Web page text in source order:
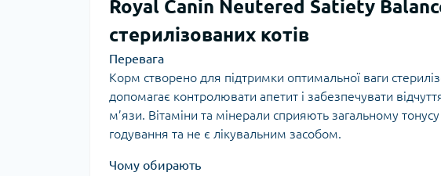
Royal Canin Neutered Satiety
стерилізованих котів
Перевага
Корм створено для підтримки оптимальної ваги
допомагає контролювати апетит і забезпечувати
м’язи. Вітаміни та мінерали сприяють загальному
годування та не є лікувальним засобом.
Чому обирають